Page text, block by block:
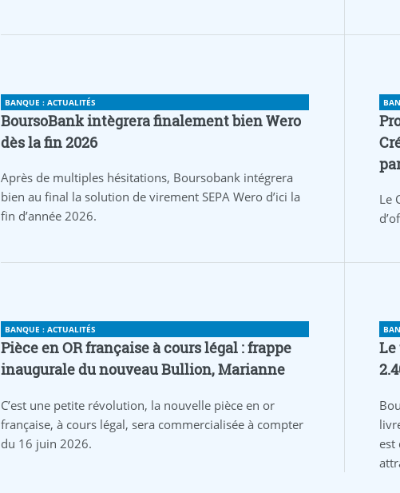
BANQUE : ACTUALITÉS
BoursoBank intègrera finalement bien Wero
dès la fin 2026
Après de multiples hésitations, Boursobank intégrera
bien au final la solution de virement SEPA Wero d’ici la
fin d’année 2026.
Le
BANQUE : ACTUALITÉS
Pièce en OR française à cours légal : frappe
inaugurale du nouveau Bullion, Marianne
C’est une petite révolution, la nouvelle pièce en or
française, à cours légal, sera commercialisée à compter
du 16 juin 2026.
Le
est